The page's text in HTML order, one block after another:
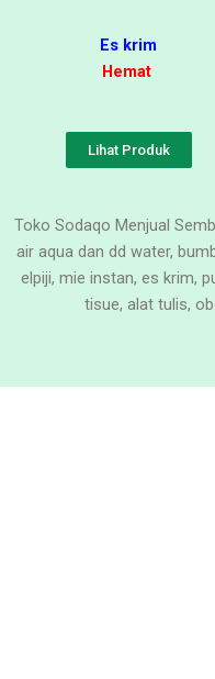
Es krim
Hemat
Lihat Produk
Toko Sodaqo Menjual
air aqua dan dd water,
elpiji, mie instan, es krim,
tisue, alat tulis,